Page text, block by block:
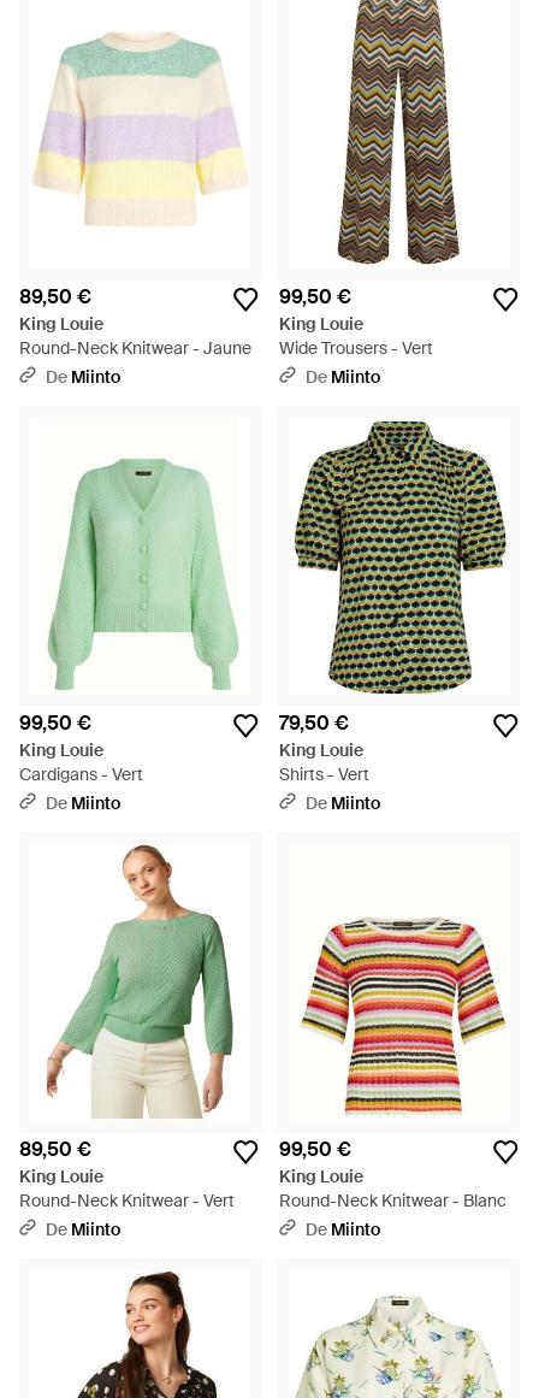
89,50 €
King Louie
Round-Neck Knitwear - Jaune
De Miinto
99,50 €
King Louie
Wide Trousers - Vert
De Miinto
99,50 €
King Louie
Cardigans - Vert
De Miinto
79,50 €
King Louie
Shirts - Vert
De Miinto
89,50 €
King Louie
Round-Neck Knitwear - Vert
De Miinto
99,50 €
King Louie
Round-Neck Knitwear - Blanc
De Miinto